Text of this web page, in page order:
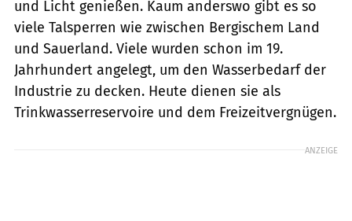
und Licht genießen. Kaum anderswo gibt es so
viele Talsperren wie zwischen Bergischem Land
und Sauerland. Viele wurden schon im 19.
Jahrhundert angelegt, um den Wasserbedarf der
Industrie zu decken. Heute dienen sie als
Trinkwasserreservoire und dem Freizeitvergnügen.
ANZEIGE